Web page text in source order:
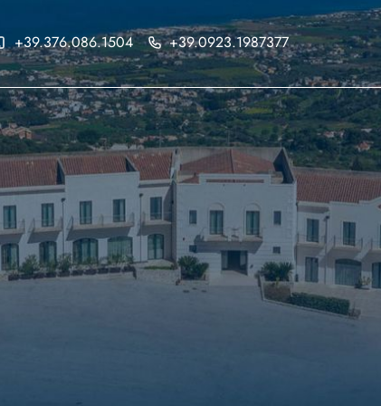
+39.376.086.1504 +39.0923.1987377